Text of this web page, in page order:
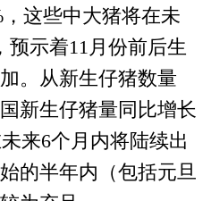
这些中大猪将在未
预示着11月份前后生
。从新生仔猪数量
新生仔猪量同比增长
来6个月内将陆续出
的半年内（包括元旦